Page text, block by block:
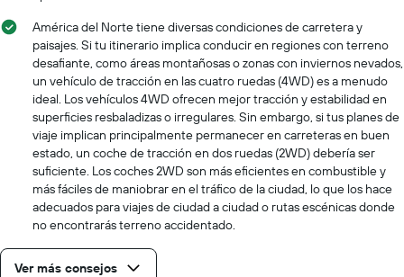
precio
más
barato
de
auto
de
renta
por
empresa.
América del Norte tiene diversas condiciones de carretera y
paisajes. Si tu itinerario implica conducir en regiones con terreno
desafiante, como áreas montañosas o zonas con inviernos nevados,
un vehículo de tracción en las cuatro ruedas (4WD) es a menudo
ideal. Los vehículos 4WD ofrecen mejor tracción y estabilidad en
superficies resbaladizas o irregulares. Sin embargo, si tus planes de
viaje implican principalmente permanecer en carreteras en buen
estado, un coche de tracción en dos ruedas (2WD) debería ser
suficiente. Los coches 2WD son más eficientes en combustible y
más fáciles de maniobrar en el tráfico de la ciudad, lo que los hace
adecuados para viajes de ciudad a ciudad o rutas escénicas donde
no encontrarás terreno accidentado.
Ver más consejos